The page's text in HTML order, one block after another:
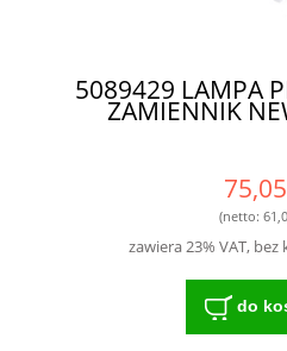
5089429 LAMPA
ZAMIENNIK
75,05
(netto:
zawiera 23% VAT,
do